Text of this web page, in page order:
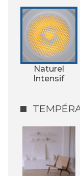
Naturel
Intensif